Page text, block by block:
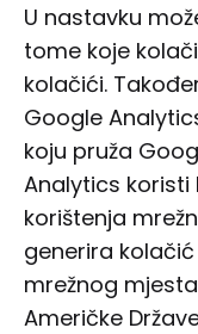
U nastavku
tome koje
kolačići.
Google
koju pruža
Analytics koristi
korištenja
generira
mrežnog
Američke